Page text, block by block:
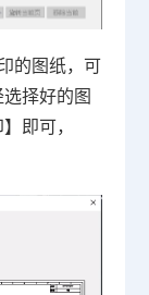
的图纸，可
择好的图
即可，